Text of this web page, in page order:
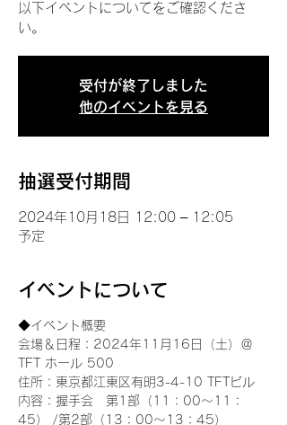
以下イベントについてをご確認くださ
い。
受付が終了しました
他のイベントを見る
抽選受付期間
2024年10月18日 12:00 – 12:05
予定
イベントについて
◆イベント概要
会場＆日程：2024年11月16日（土）＠
TFT ホール 500
住所：東京都江東区有明3-4-10 TFTビル
内容：握手会　第1部（11：00～11：
45） /第2部（13：00～13：45）